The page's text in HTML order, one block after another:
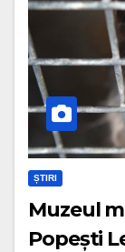
ȘTIRI
Muzeul
Popești